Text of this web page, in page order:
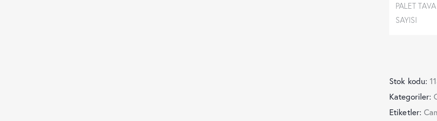
PALET TAVA
SAYISI
Stok kodu:
Kategoriler:
Etiketler: